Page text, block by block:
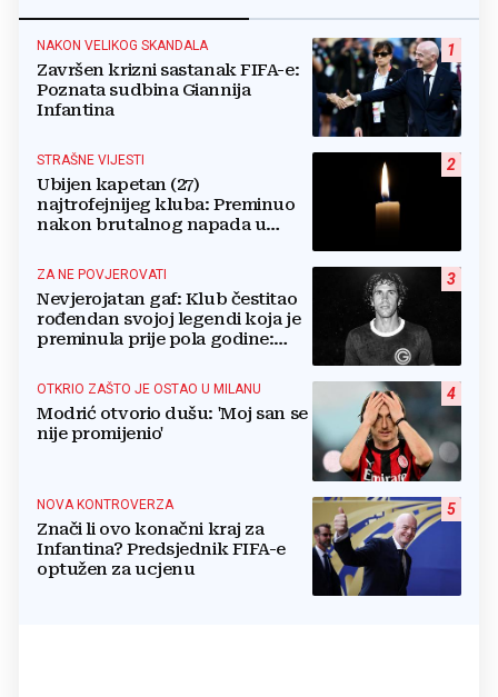
1
NAKON VELIKOG SKANDALA
Završen krizni sastanak FIFA-e:
Poznata sudbina Giannija
Infantina
2
STRAŠNE VIJESTI
Ubijen kapetan (27)
najtrofejnijeg kluba: Preminuo
nakon brutalnog napada u
3
ZA NE POVJEROVATI
Nevjerojatan gaf: Klub čestitao
rođendan svojoj legendi koja je
preminula prije pola godine:
4
OTKRIO ZAŠTO JE OSTAO U MILANU
Modrić otvorio dušu: 'Moj san se
nije promijenio'
5
NOVA KONTROVERZA
Znači li ovo konačni kraj za
Infantina? Predsjednik FIFA-e
optužen za ucjenu